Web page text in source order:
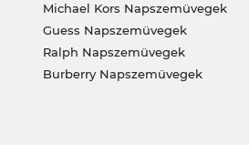
Michael Kors Napszemüvegek
Guess Napszemüvegek
Ralph Napszemüvegek
Burberry Napszemüvegek